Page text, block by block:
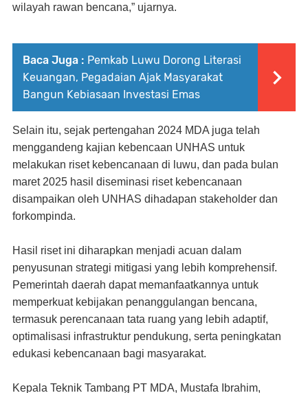
wilayah rawan bencana,” ujarnya.
Baca Juga : Pemkab Luwu Dorong Literasi
Keuangan, Pegadaian Ajak Masyarakat
Bangun Kebiasaan Investasi Emas
Selain itu, sejak pertengahan 2024 MDA juga telah
menggandeng kajian kebencaan UNHAS untuk
melakukan riset kebencanaan di luwu, dan pada bulan
maret 2025 hasil diseminasi riset kebencanaan
disampaikan oleh UNHAS dihadapan stakeholder dan
forkompinda.
Hasil riset ini diharapkan menjadi acuan dalam
penyusunan strategi mitigasi yang lebih komprehensif.
Pemerintah daerah dapat memanfaatkannya untuk
memperkuat kebijakan penanggulangan bencana,
termasuk perencanaan tata ruang yang lebih adaptif,
optimalisasi infrastruktur pendukung, serta peningkatan
edukasi kebencanaan bagi masyarakat.
Kepala Teknik Tambang PT MDA, Mustafa Ibrahim,